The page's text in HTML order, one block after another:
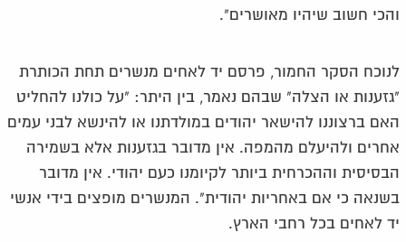
והכי חשוב שיהיו מאושרים".
לנוכח הסקר החמור, פרסם יד לאחים מנשרים תחת הכותרת
"גזענות או הצלה" שבהם נאמר, בין היתר: "על כולנו להחליט
האם ברצוננו להישאר יהודים במולדתנו או להינשא לבני עמים
אחרים ולהיעלם מהמפה. אין מדובר בגזענות אלא בשמירה
הבסיסית וההכרחית ביותר לקיומנו כעם יהודי. אין מדובר
בשנאה כי אם באחריות יהודית". המנשרים מופצים בידי אנשי
יד לאחים בכל רחבי הארץ.